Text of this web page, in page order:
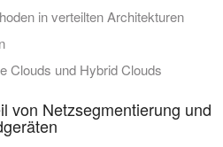
in verteilten Architekturen
Clouds und Hybrid Clouds
von Netzsegmentierung und